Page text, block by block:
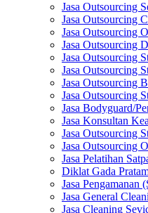
Jasa Outsourcing
Jasa Outsourcing
Jasa Outsourcing
Jasa Outsourcing
Jasa Outsourcing
Jasa Outsourcing
Jasa Outsourcing
Jasa Outsourcing
Jasa Bodyguard/
Jasa Konsultan
Jasa Outsourcing
Jasa Outsourcing
Jasa Pelatihan
Diklat Gada
Jasa Pengamanan
Jasa General
Jasa Cleaning